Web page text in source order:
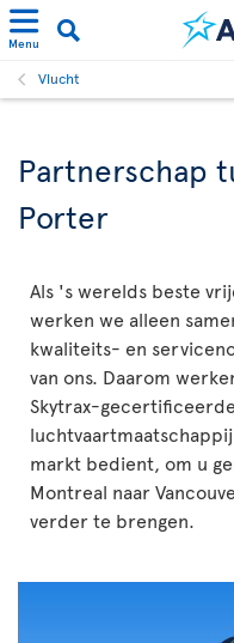
Menu
Vlucht
Partnerschap
Porter
Als 's werelds beste
werken we alleen
kwaliteits- en
van ons. Daarom
Skytrax-
markt bedient, om u
Montreal naar
verder te brengen.